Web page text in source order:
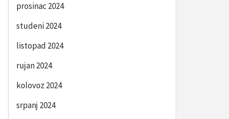
prosinac 2024
studeni 2024
listopad 2024
rujan 2024
kolovoz 2024
srpanj 2024